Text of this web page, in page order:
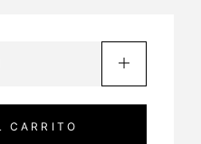
CARRITO